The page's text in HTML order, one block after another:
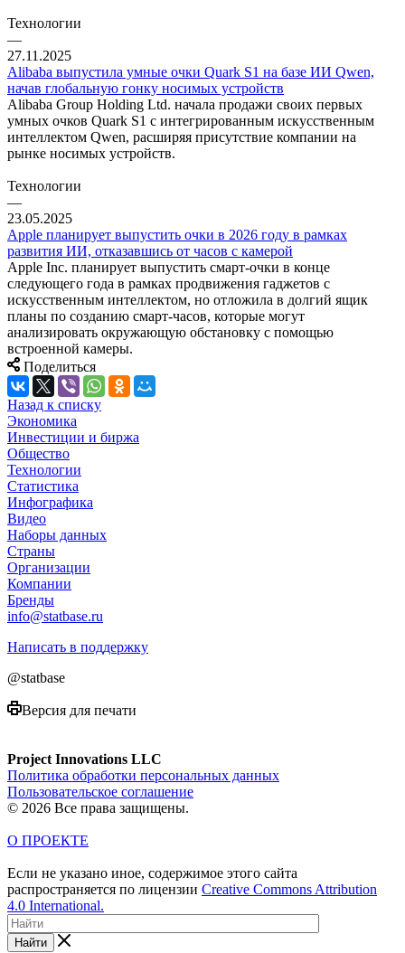
Технологии
—
27.11.2025
Alibaba выпустила умные очки Quark S1 на базе ИИ Qwen,
начав глобальную гонку носимых устройств
Alibaba Group Holding Ltd. начала продажи своих первых
умных очков Quark S1 с интегрированным искусственным
интеллектом Qwen, расширяя присутствие компании на
рынке носимых устройств.
Технологии
—
23.05.2025
Apple планирует выпустить очки в 2026 году в рамках
развития ИИ, отказавшись от часов с камерой
Apple Inc. планирует выпустить смарт-очки в конце
следующего года в рамках продвижения гаджетов с
искусственным интеллектом, но отложила в долгий ящик
планы по созданию смарт-часов, которые могут
анализировать окружающую обстановку с помощью
встроенной камеры.
Поделиться
Назад к списку
Экономика
Инвестиции и биржа
Общество
Технологии
Cтатистика
Инфографика
Видео
Наборы данных
Страны
Организации
Компании
Бренды
info@statbase.ru
Написать в поддержку
@statbase
Версия для печати
Project Innovations LLC
Политика обработки персональных данных
Пользовательское соглашение
© 2026 Все права защищены.
О ПРОЕКТЕ
Если не указано иное, содержимое этого сайта
распространяется по лицензии Creative Commons Attribution
4.0 International.
Найти